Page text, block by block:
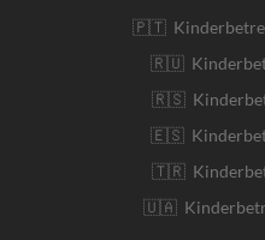
🇵🇹
🇷🇺
🇷🇸
🇪🇸
🇹🇷
🇺🇦